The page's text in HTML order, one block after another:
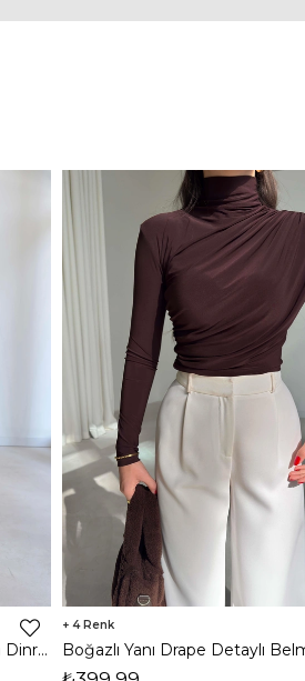
Omzu Vatkalı Uzun Kol Degaje Yaka Dinre Kadın Siyah Bluz 26K101
4